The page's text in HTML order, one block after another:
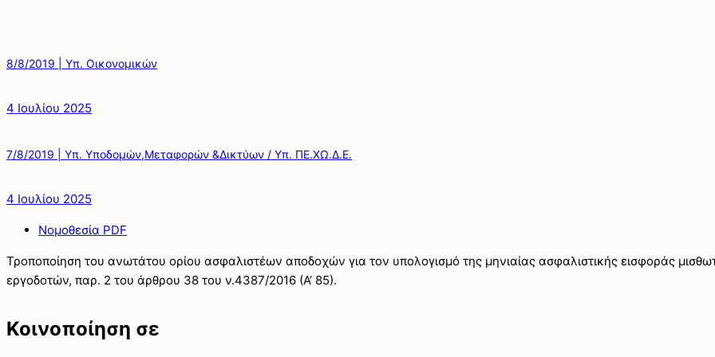
8/8/2019 | Υπ. Οικονομικών
4 Ιουλίου 2025
7/8/2019 | Υπ. Υποδομών,Μεταφορών &Δικτύων / Υπ. ΠΕ.ΧΩ.Δ.Ε.
4 Ιουλίου 2025
Νομοθεσία PDF
Τροποποίηση του ανωτάτου ορίου ασφαλιστέων αποδοχών για τον υπολογισμό της μηνιαίας ασφαλιστικής εισφοράς
εργοδοτών, παρ. 2 του άρθρου 38 του ν.4387/2016 (Α’ 85).
Κοινοποίηση σε